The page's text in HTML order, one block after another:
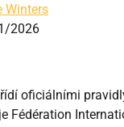
Winters
2026
oficiálními
Fédération